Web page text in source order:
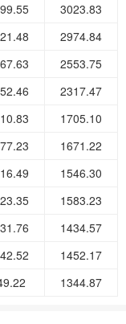
3023.83
2974.84
2553.75
2317.47
1705.10
1671.22
1546.30
1583.23
1434.57
1452.17
1344.87